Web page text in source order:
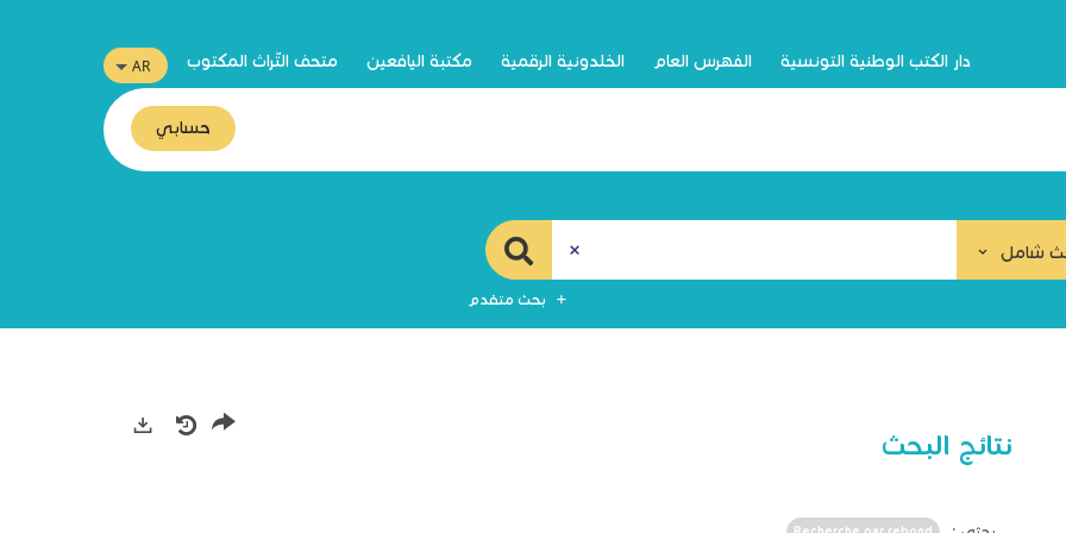
دار الكتب الوطنية التونسية الفهرس العام الخلدونية الرقمية مكتبة اليافعين متحف التّراث المكتوب
حسابي
شامل
بحث متقدم
نتائج البحث